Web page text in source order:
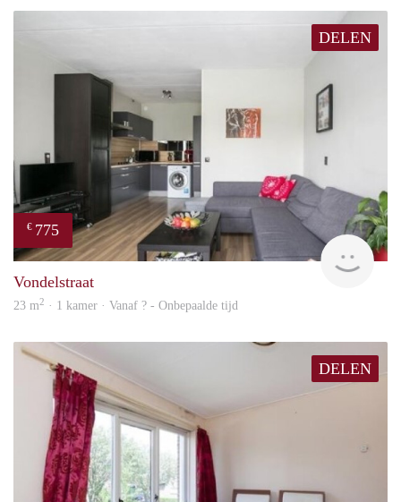
DELEN
€ 775
rent
Vondelstraat
23 m2 · 1 kamer · Vanaf ? - Onbepaalde tijd
DELEN